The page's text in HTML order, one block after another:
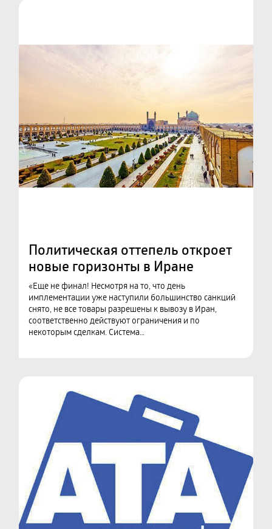
Политическая оттепель откроет
новые горизонты в Иране
«Еще не финал! Несмотря на то, что день
имплементации уже наступили большинство санкций
снято, не все товары разрешены к вывозу в Иран,
соответственно действуют ограничения и по
некоторым сделкам. Система…